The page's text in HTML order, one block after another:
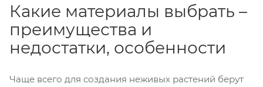
Какие материалы выбрать –
преимущества и
недостатки, особенности
Чаще всего для создания неживых растений берут